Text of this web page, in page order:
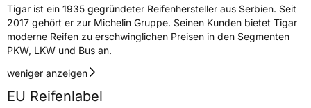
EffizienzD
NasshaftungC
Rollgeräusch (Klasse)
Tigar ist ein 1935 gegründeter Reifenhersteller aus Serbien. Seit
2017 gehört er zur Michelin Gruppe. Seinen Kunden bietet Tigar
moderne Reifen zu erschwinglichen Preisen in den Segmenten
PKW, LKW und Bus an.
weniger anzeigen
EU Reifenlabel